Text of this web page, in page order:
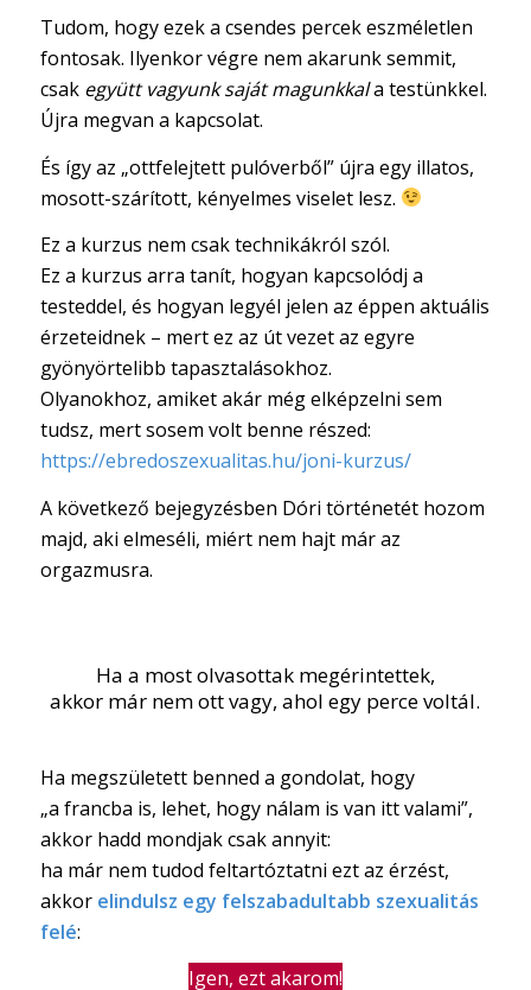
Tudom, hogy ezek a csendes percek eszméletlen
fontosak. Ilyenkor végre nem akarunk semmit,
csak együtt vagyunk saját magunkkala testünkkel.
Újra megvan a kapcsolat.
És így az „ottfelejtett pulóverből” újra egy illatos,
mosott-szárított, kényelmes viselet lesz.
Ez a kurzus nem csak technikákról szól.
Ez a kurzus arra tanít, hogyan kapcsolódj a
testeddel, és hogyan legyél jelen az éppen aktuális
érzeteidnek – mert ez az út vezet az egyre
gyönyörtelibb tapasztalásokhoz.
Olyanokhoz, amiket akár még elképzelni sem
tudsz, mert sosem volt benne részed:
https://ebredoszexualitas.hu/joni-kurzus/
A következő bejegyzésben Dóri történetét hozom
majd, aki elmeséli, miért nem hajt már az
orgazmusra.
Ha a most olvasottak megérintettek,
akkor már nem ott vagy, ahol egy perce voltál.
Ha megszületett benned a gondolat, hogy
„a francba is, lehet, hogy nálam is van itt valami”,
akkor hadd mondjak csak annyit:
ha már nem tudod feltartóztatni ezt az érzést,
akkor elindulsz egy felszabadultabb szexualitás
felé:
Igen, ezt akarom!